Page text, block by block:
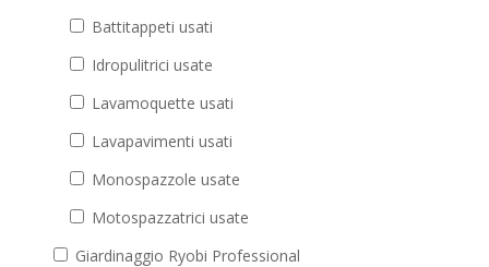
Battitappeti usati
Idropulitrici usate
Lavamoquette usati
Lavapavimenti usati
Monospazzole usate
Motospazzatrici usate
Giardinaggio Ryobi Professional